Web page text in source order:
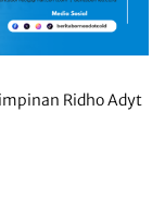
Ridho Adyt